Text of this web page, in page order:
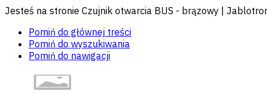
Jesteś na stronie Czujnik otwarcia BUS - brązowy |
Pomiń do głównej treści
Pomiń do wyszukiwania
Pomiń do nawigacji